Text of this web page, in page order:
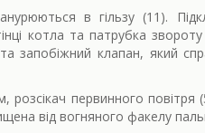
в гільзу (11).
котла та патрубка
запобіжний клапан, який
первинного повітря
від вогняного факелу